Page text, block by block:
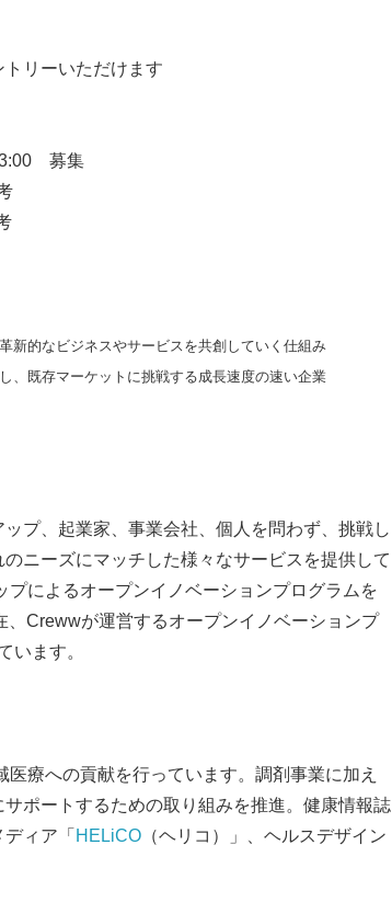
リーいただけます
募集
的なビジネスやサービスを共創していく仕組み
既存マーケットに挑戦する成長速度の速い企業
プ、起業家、事業会社、個人を問わず、挑戦し
ニーズにマッチした様々なサービスを提供して
によるオープンイノベーションプログラムを
Crewwが運営するオープンイノベーションプ
います。
療への貢献を行っています。調剤事業に加え
ポートするための取り組みを推進。健康情報誌
ィア「 HELiCO（ヘリコ）」、ヘルスデザイン